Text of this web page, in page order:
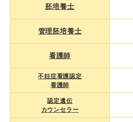
胚培養士
管理胚培養士
看護師
不妊症看護認定
看護師
認定遺伝
カウンセラー